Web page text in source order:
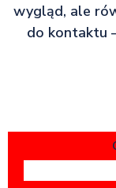
wygląd, ale
do kontaktu